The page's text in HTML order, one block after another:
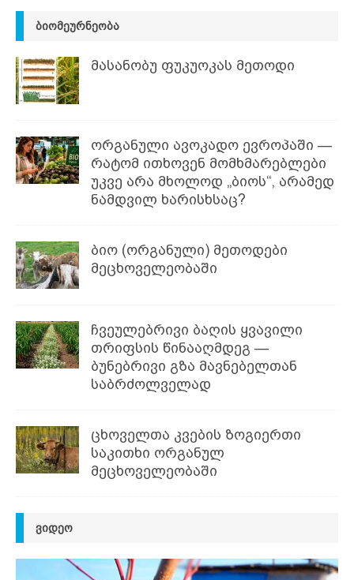
ᲑᲘᲝᲛᲔᲣᲠᲜᲔᲝᲑᲐ
მასანობუ ფუკუოკას მეთოდი
ორგანული ავოკადო ევროპაში —
რატომ ითხოვენ მომხმარებლები
უკვე არა მხოლოდ „ბიოს“, არამედ
ნამდვილ ხარისხსაც?
ბიო (ორგანული) მეთოდები
მეცხოველეობაში
ჩვეულებრივი ბაღის ყვავილი
თრიფსის წინააღმდეგ —
ბუნებრივი გზა მავნებელთან
საბრძოლველად
ცხოველთა კვების ზოგიერთი
საკითხი ორგანულ
მეცხოველეობაში
ᲕᲘᲓᲔᲝ